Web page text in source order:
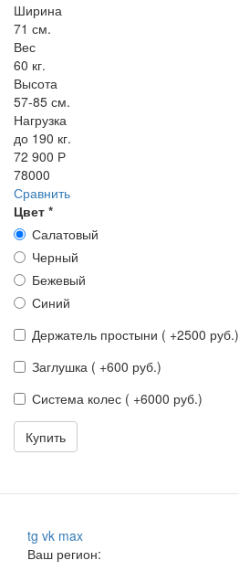
Ширина
71 см.
Вес
60 кг.
Высота
57-85 см.
Нагрузка
до 190 кг.
72 900 Р
78000
Сравнить
Цвет *
Салатовый
Черный
Бежевый
Синий
Держатель простыни ( +2500 руб.)
Заглушка ( +600 руб.)
Система колес ( +6000 руб.)
Купить
tg vk max
Ваш регион: